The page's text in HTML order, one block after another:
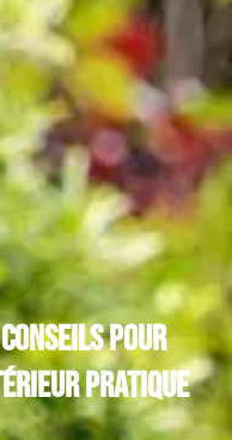
pour
Pratique